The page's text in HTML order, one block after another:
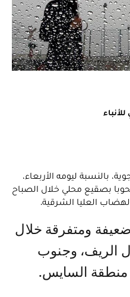
بالنسبة ليومه الأربعاء،
بصقيع محلي خلال الصباح
العليا الشرقية.
الريف، وجنوب
السايس.